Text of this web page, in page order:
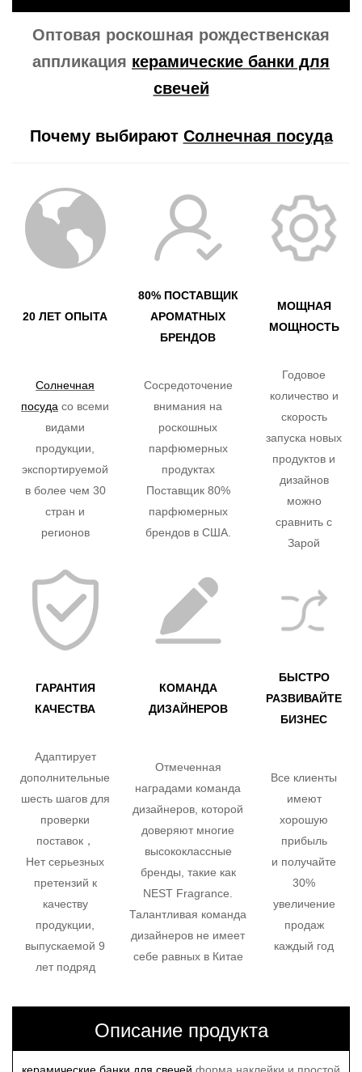
Оптовая роскошная рождественская
аппликация керамические банки для
свечей
Почему выбирают Солнечная посуда
20 ЛЕТ ОПЫТА
80% ПОСТАВЩИК
АРОМАТНЫХ
БРЕНДОВ
МОЩНАЯ
МОЩНОСТЬ
Солнечная
посуда со всеми
видами
продукции,
экспортируемой
в более чем 30
стран и
регионов
Сосредоточение
внимания на
роскошных
парфюмерных
продуктах
Поставщик 80%
парфюмерных
брендов в США.
Годовое
количество и
скорость
запуска новых
продуктов и
дизайнов
можно
сравнить с
Зарой
ГАРАНТИЯ
КАЧЕСТВА
КОМАНДА
ДИЗАЙНЕРОВ
БЫСТРО
РАЗВИВАЙТЕ
БИЗНЕС
Адаптирует
дополнительные
шесть шагов для
проверки
поставок，
Нет серьезных
претензий к
качеству
продукции,
выпускаемой 9
лет подряд
Отмеченная
наградами команда
дизайнеров, которой
доверяют многие
высококлассные
бренды, такие как
NEST Fragrance.
Талантливая команда
дизайнеров не имеет
себе равных в Китае
Все клиенты
имеют
хорошую
прибыль
и получайте
30%
увеличение
продаж
каждый год
Описание продукта